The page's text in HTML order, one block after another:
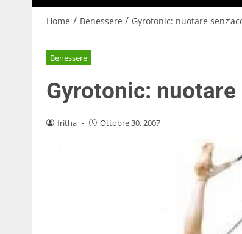
Home / Benessere / Gyrotonic: nuotare
Benessere
Gyrotonic: nuotare
fritha - Ottobre 30, 2007